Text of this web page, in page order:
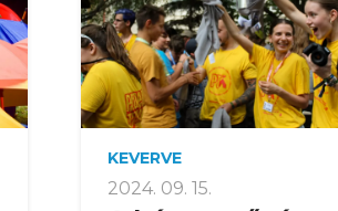
KEVERVE
2024. 09. 15.